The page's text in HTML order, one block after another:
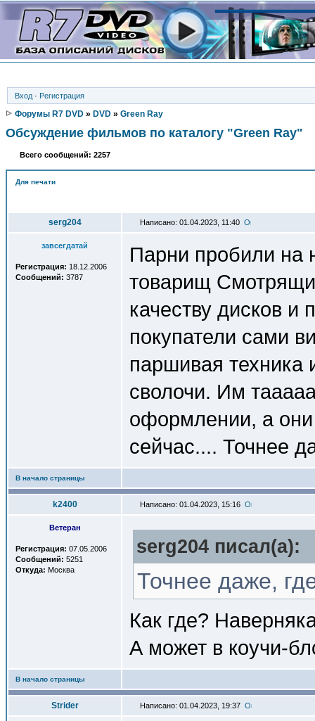
Вход · Регистрация
Форумы R7 DVD » DVD » Green Ray
Обсуждение фильмов по каталогу "Green Ray"
Всего сообщений: 2257
Для печати
serg204 Написано: 01.04.2023, 11:40
завсегдатай
Регистрация: 18.12.2006
Сообщений: 3787
Парни пробили на
товарищ
качеству дисков и
покупатели сами
паршивая техника
сволочи. Им
оформлении, а
сейчас.... Точнее
В начало страницы
k2400 Написано: 01.04.2023, 15:16
Ветеран
Регистрация: 07.05.2006
Сообщений: 5251
Откуда: Москва
serg204 писал(a):
Точнее даже,
Как где?
А может в коучи-
В начало страницы
Strider Написано: 01.04.2023, 19:37